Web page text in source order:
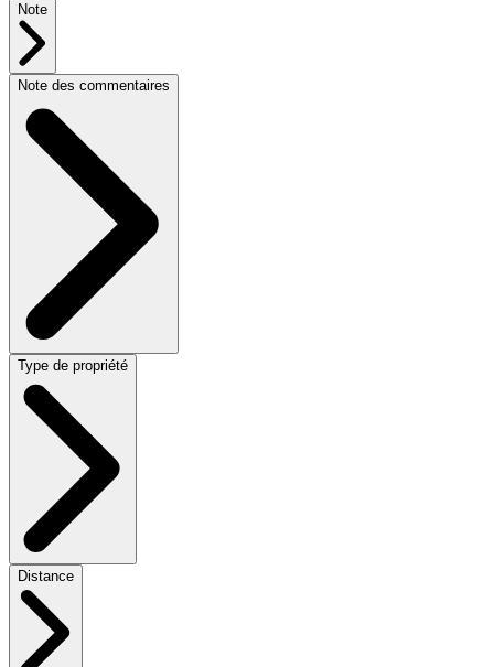
Note
Note des commentaires
Type de propriété
Distance